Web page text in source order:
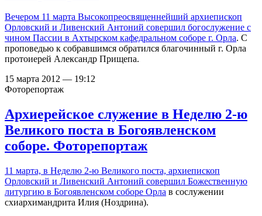
Вечером 11 марта Высокопреосвященнейший архиепископ
Орловский и Ливенский Антоний совершил богослужение с
чином Пассии в Ахтырском кафедральном соборе г. Орла. С
проповедью к собравшимся обратился благочинный г. Орла
протоиерей Александр Прищепа.
15 марта 2012 — 19:12
Фоторепортаж
Архиерейское служение в Неделю 2-ю
Великого поста в Богоявленском
соборе. Фоторепортаж
11 марта, в Неделю 2-ю Великого поста, архиепископ
Орловский и Ливенский Антоний совершил Божественную
литургию в Богоявленском соборе Орла в сослужении
схиархимандрита Илия (Ноздрина).